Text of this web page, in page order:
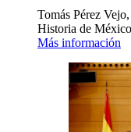
Tomás Pérez
Historia de México
Más información